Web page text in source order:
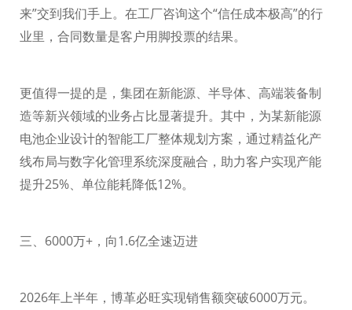
来”交到我们手上。在工厂咨询这个“信任成本极高”的行
业里，合同数量是客户用脚投票的结果。
更值得一提的是，集团在新能源、半导体、高端装备制
造等新兴领域的业务占比显著提升。其中，为某新能源
电池企业设计的智能工厂整体规划方案，通过精益化产
线布局与数字化管理系统深度融合，助力客户实现产能
提升25%、单位能耗降低12%。
三、 6000万+ ，向1.6亿全速迈进
2026年上半年，博革必旺实现销售额突破6000万元。